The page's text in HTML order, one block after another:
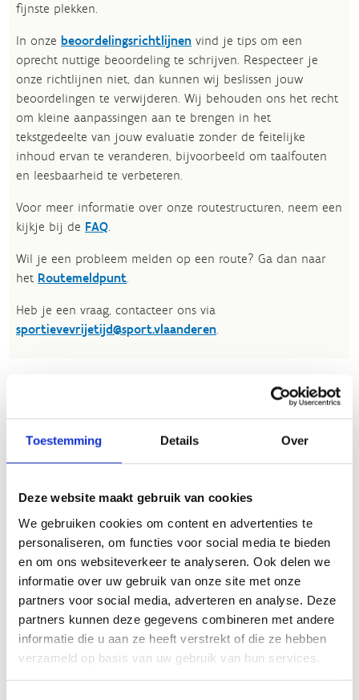
Toestemming Details Over
Deze website maakt gebruik van cookies
We gebruiken cookies om content en advertenties te
personaliseren, om functies voor social media te bieden
en om ons websiteverkeer te analyseren. Ook delen we
informatie over uw gebruik van onze site met onze
partners voor social media, adverteren en analyse. Deze
partners kunnen deze gegevens combineren met andere
informatie die u aan ze heeft verstrekt of die ze hebben
verzameld op basis van uw gebruik van hun services.
fijnste plekken.
In onze beoordelingsrichtlijnen vind je tips om een
oprecht nuttige beoordeling te schrijven. Respecteer je
onze richtlijnen niet, dan kunnen wij beslissen jouw
beoordelingen te verwijderen. Wij behouden ons het recht
om kleine aanpassingen aan te brengen in het
tekstgedeelte van jouw evaluatie zonder de feitelijke
inhoud ervan te veranderen, bijvoorbeeld om taalfouten
en leesbaarheid te verbeteren.​
Voor meer informatie over onze routestructuren, neem een
kijkje bij de FAQ.
Wil je een probleem melden op een route? Ga dan naar
het Routemeldpunt.
Heb je een vraag, contacteer ons via
sportievevrijetijd@sport.vlaanderen.​
slecht
licht zwaar
TECHNISCHE MOEILIJKHEIDSGRAAD
makkelijk moeilijk
BEWEGWIJZERING